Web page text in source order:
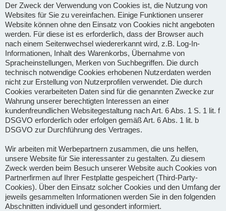
Der Zweck der Verwendung von Cookies ist, die Nutzung von
Websites für Sie zu vereinfachen. Einige Funktionen unserer
Website können ohne den Einsatz von Cookies nicht angeboten
werden. Für diese ist es erforderlich, dass der Browser auch
nach einem Seitenwechsel wiedererkannt wird, z.B. Log-In-
Informationen, Inhalt des Warenkorbs, Übernahme von
Spracheinstellungen, Merken von Suchbegriffen. Die durch
technisch notwendige Cookies erhobenen Nutzerdaten werden
nicht zur Erstellung von Nutzerprofilen verwendet. Die durch
Cookies verarbeiteten Daten sind für die genannten Zwecke zur
Wahrung unserer berechtigten Interessen an einer
kundenfreundlichen Websitegestaltung nach Art. 6 Abs. 1 S. 1 lit. f
DSGVO erforderlich oder erfolgen gemäß Art. 6 Abs. 1 lit. b
DSGVO zur Durchführung des Vertrages.
Wir arbeiten mit Werbepartnern zusammen, die uns helfen,
unsere Website für Sie interessanter zu gestalten. Zu diesem
Zweck werden beim Besuch unserer Website auch Cookies von
Partnerfirmen auf Ihrer Festplatte gespeichert (Third-Party-
Cookies). Über den Einsatz solcher Cookies und den Umfang der
jeweils gesammelten Informationen werden Sie in den folgenden
Abschnitten individuell und gesondert informiert.